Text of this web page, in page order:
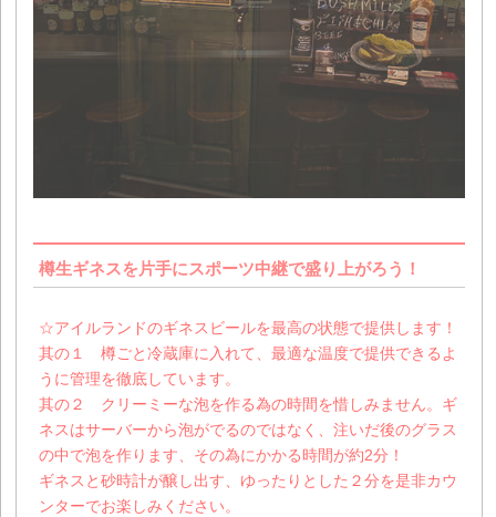
樽生ギネスを片手にスポーツ中継で盛り上がろう！
☆アイルランドのギネスビールを最高の状態で提供します！
其の１ 樽ごと冷蔵庫に入れて、最適な温度で提供できるよ
うに管理を徹底しています。
其の２ クリーミーな泡を作る為の時間を惜しみません。ギ
ネスはサーバーから泡がでるのではなく、注いだ後のグラス
の中で泡を作ります、その為にかかる時間が約2分！
ギネスと砂時計が醸し出す、ゆったりとした２分を是非カウ
ンターでお楽しみください。